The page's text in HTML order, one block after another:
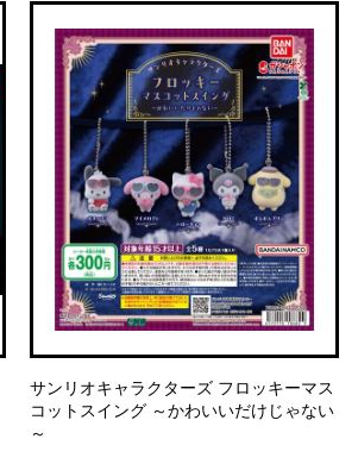
サンリオキャラクターズ フロッキーマス
コットスイング ～かわいいだけじゃない
～